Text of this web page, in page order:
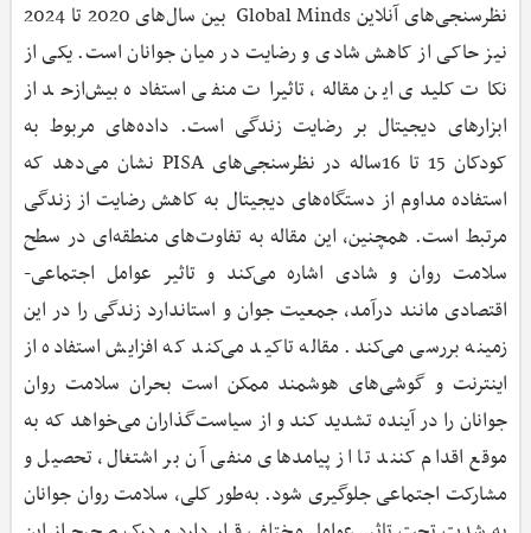
نظرسنجی‌های آنلاین Global Minds بین سال‌های 2020 تا 2024
نیز حاکی از کاهش شادی و رضایت در میان جوانان است. یکی از
نکات کلیدی این مقاله، تاثیرات منفی استفاده بیش‌از‌حد از
ابزارهای دیجیتال بر رضایت زندگی است. داده‌های مربوط به
کودکان 15 تا 16ساله در نظرسنجی‌های PISA نشان می‌دهد که
استفاده مداوم از دستگاه‌های دیجیتال به کاهش رضایت از زندگی
مرتبط است. همچنین، این مقاله به تفاوت‌های منطقه‌ای در سطح
سلامت روان و شادی اشاره می‌کند و تاثیر عوامل اجتماعی-
اقتصادی مانند درآمد، جمعیت جوان و استاندارد زندگی را در این
زمینه بررسی می‌کند. مقاله تاکید می‌کند که افزایش استفاده از
اینترنت و گوشی‌های هوشمند ممکن است بحران سلامت روان
جوانان را در آینده تشدید کند و از سیاست‌گذاران می‌خواهد که به
موقع اقدام کنند تا از پیامدهای منفی آن بر اشتغال، تحصیل و
مشارکت اجتماعی جلوگیری شود. به‌طور کلی، سلامت روان جوانان